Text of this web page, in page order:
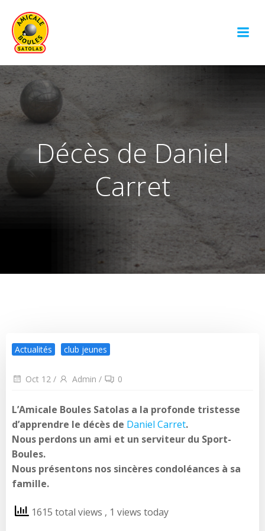
Décès de Daniel
Carret
Actualités club jeunes
Oct 12 / Admin / 0
L’Amicale Boules Satolas a la profonde tristesse
d’apprendre le décès de Daniel Carret.
Nous perdons un ami et un serviteur du Sport-
Boules.
Nous présentons nos sincères condoléances à sa
famille.
1615 total views , 1 views today